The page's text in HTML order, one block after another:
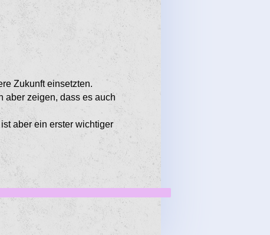
Zukunft einsetzten.
aber zeigen, dass es auch
aber ein erster wichtiger